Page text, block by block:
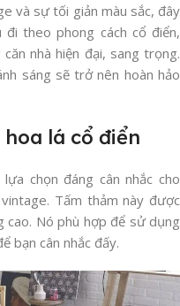
và sự tối giản màu sắc, đây
đi theo phong cách cổ điển,
nhà hiện đại, sang trọng.
sáng sẽ trở nên hoàn hảo
lá cổ điển
chọn đáng cân nhắc cho
Tấm thảm này được
cao. Nó phù hợp để sử dụng
bạn cân nhắc đấy.